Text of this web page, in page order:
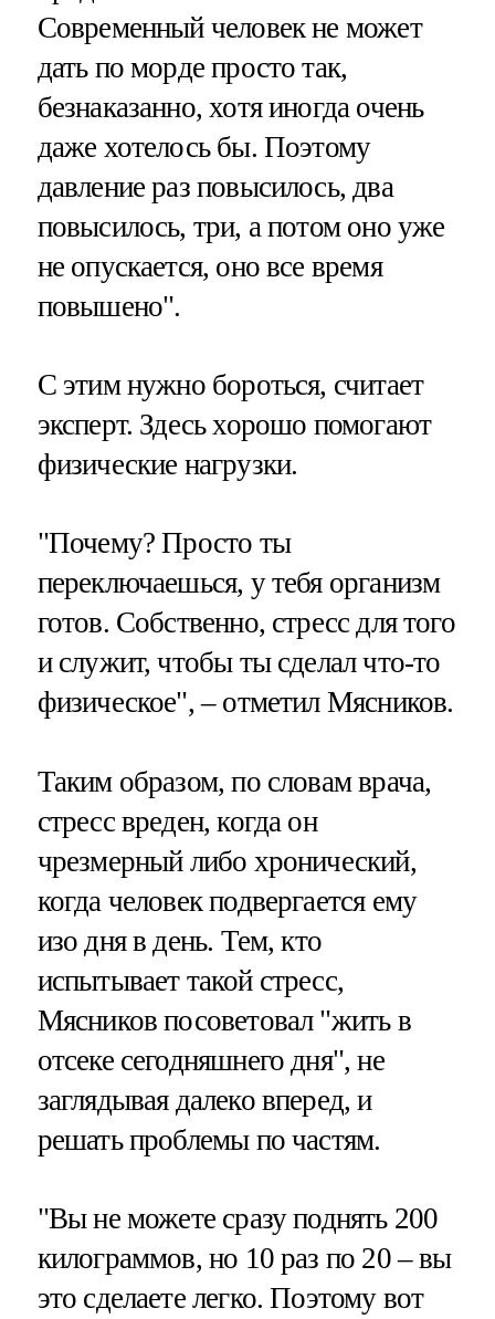
Современный человек не может
дать по морде просто так,
безнаказанно, хотя иногда очень
даже хотелось бы. Поэтому
давление раз повысилось, два
повысилось, три, а потом оно уже
не опускается, оно все время
повышено".
С этим нужно бороться, считает
эксперт. Здесь хорошо помогают
физические нагрузки.
"Почему? Просто ты
переключаешься, у тебя организм
готов. Собственно, стресс для того
и служит, чтобы ты сделал что-то
физическое", – отметил Мясников.
Таким образом, по словам врача,
стресс вреден, когда он
чрезмерный либо хронический,
когда человек подвергается ему
изо дня в день. Тем, кто
испытывает такой стресс,
Мясников посоветовал "жить в
отсеке сегодняшнего дня", не
заглядывая далеко вперед, и
решать проблемы по частям.
"Вы не можете сразу поднять 200
килограммов, но 10 раз по 20 – вы
это сделаете легко. Поэтому вот